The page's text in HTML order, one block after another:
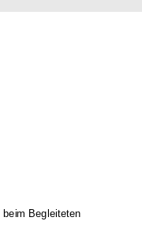
Begleiteten